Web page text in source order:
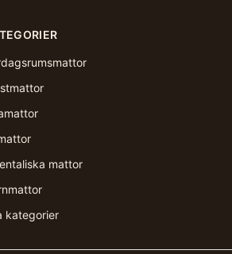
mattor
kategorier